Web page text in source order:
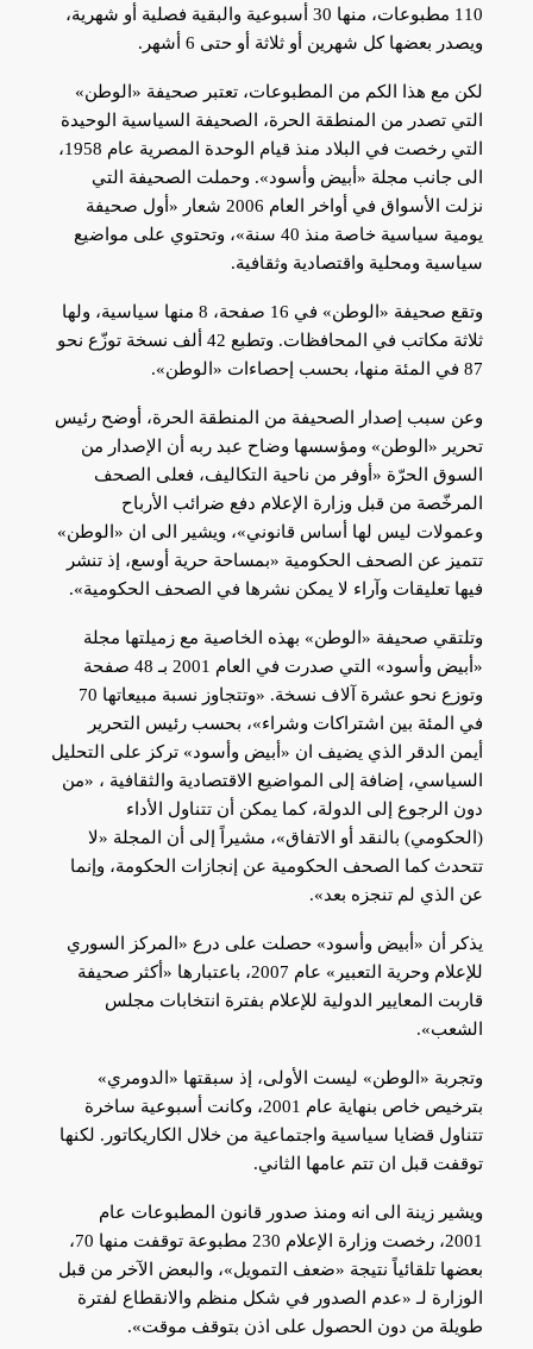
110 مطبوعات، منها 30 أسبوعية والبقية فصلية أو شهرية،
ويصدر بعضها كل شهرين أو ثلاثة أو حتى 6 أشهر.
لكن مع هذا الكم من المطبوعات، تعتبر صحيفة «الوطن»
التي تصدر من المنطقة الحرة، الصحيفة السياسية الوحيدة
التي رخصت في البلاد منذ قيام الوحدة المصرية عام 1958،
الى جانب مجلة «أبيض وأسود». وحملت الصحيفة التي
نزلت الأسواق في أواخر العام 2006 شعار «أول صحيفة
يومية سياسية خاصة منذ 40 سنة»، وتحتوي على مواضيع
سياسية ومحلية واقتصادية وثقافية.
وتقع صحيفة «الوطن» في 16 صفحة، 8 منها سياسية، ولها
ثلاثة مكاتب في المحافظات. وتطبع 42 ألف نسخة توزّع نحو
87 في المئة منها، بحسب إحصاءات «الوطن».
وعن سبب إصدار الصحيفة من المنطقة الحرة، أوضح رئيس
تحرير «الوطن» ومؤسسها وضاح عبد ربه أن الإصدار من
السوق الحرّة «أوفر من ناحية التكاليف، فعلى الصحف
المرخّصة من قبل وزارة الإعلام دفع ضرائب الأرباح
وعمولات ليس لها أساس قانوني»، ويشير الى ان «الوطن»
تتميز عن الصحف الحكومية «بمساحة حرية أوسع، إذ تنشر
فيها تعليقات وآراء لا يمكن نشرها في الصحف الحكومية».
وتلتقي صحيفة «الوطن» بهذه الخاصية مع زميلتها مجلة
«أبيض وأسود» التي صدرت في العام 2001 بـ 48 صفحة
وتوزع نحو عشرة آلاف نسخة. «وتتجاوز نسبة مبيعاتها 70
في المئة بين اشتراكات وشراء»، بحسب رئيس التحرير
أيمن الدقر الذي يضيف ان «أبيض وأسود» تركز على التحليل
السياسي، إضافة إلى المواضيع الاقتصادية والثقافية ، «من
دون الرجوع إلى الدولة، كما يمكن أن تتناول الأداء
(الحكومي) بالنقد أو الاتفاق»، مشيراً إلى أن المجلة «لا
تتحدث كما الصحف الحكومية عن إنجازات الحكومة، وإنما
عن الذي لم تنجزه بعد».
يذكر أن «أبيض وأسود» حصلت على درع «المركز السوري
للإعلام وحرية التعبير» عام 2007، باعتبارها «أكثر صحيفة
قاربت المعايير الدولية للإعلام بفترة انتخابات مجلس
الشعب».
وتجربة «الوطن» ليست الأولى، إذ سبقتها «الدومري»
بترخيص خاص بنهاية عام 2001، وكانت أسبوعية ساخرة
تتناول قضايا سياسية واجتماعية من خلال الكاريكاتور. لكنها
توقفت قبل ان تتم عامها الثاني.
ويشير زينة الى انه ومنذ صدور قانون المطبوعات عام
2001، رخصت وزارة الإعلام 230 مطبوعة توقفت منها 70،
بعضها تلقائياً نتيجة «ضعف التمويل»، والبعض الآخر من قبل
الوزارة لـ «عدم الصدور في شكل منظم والانقطاع لفترة
طويلة من دون الحصول على اذن بتوقف موقت».